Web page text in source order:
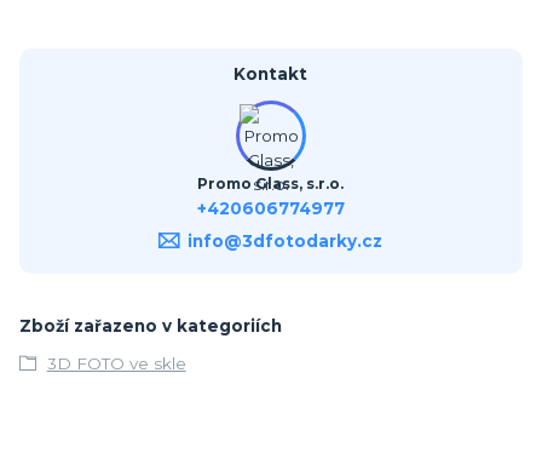
Kontakt
Promo Glass, s.r.o.
+420606774977
info@3dfotodarky.cz
Zboží zařazeno v kategoriích
3D FOTO ve skle